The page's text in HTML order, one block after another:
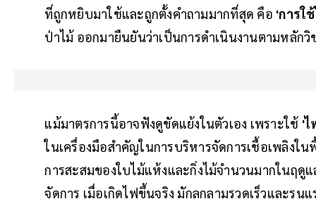
ที่ถูกหยิบมาใช้และถูกตั้งคำถามมากที่สุด คือ 'การใ
ป่าไม้ ออกมายืนยันว่าเป็นการดำเนินงานตามหลัก
แม้มาตรการนี้อาจฟังดูขัดแย้งในตัวเอง เพราะใช้ '
ในเครื่องมือสำคัญในการบริหารจัดการเชื้อเพลิงใ
การสะสมของใบไม้แห้งและกิ่งไม้จำนวนมากในฤดู
จัดการ เมื่อเกิดไฟขึ้นจริง มักลุกลามรวดเร็วและรุ